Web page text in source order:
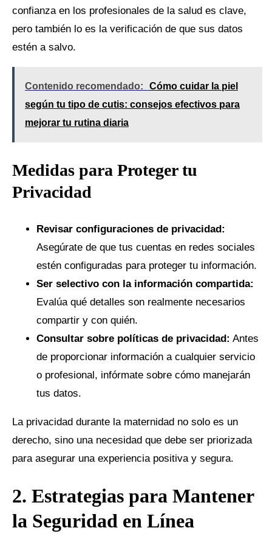
confianza en los profesionales de la salud es clave,
pero también lo es la verificación de que sus datos
estén a salvo.
Contenido recomendado:
Cómo cuidar la piel
según tu tipo de cutis: consejos efectivos para
mejorar tu rutina diaria
Medidas para Proteger tu
Privacidad
Revisar configuraciones de privacidad:
Asegúrate de que tus cuentas en redes sociales
estén configuradas para proteger tu información.
Ser selectivo con la información compartida:
Evalúa qué detalles son realmente necesarios
compartir y con quién.
Consultar sobre políticas de privacidad: Antes
de proporcionar información a cualquier servicio
o profesional, infórmate sobre cómo manejarán
tus datos.
La privacidad durante la maternidad no solo es un
derecho, sino una necesidad que debe ser priorizada
para asegurar una experiencia positiva y segura.
2. Estrategias para Mantener
la Seguridad en Línea